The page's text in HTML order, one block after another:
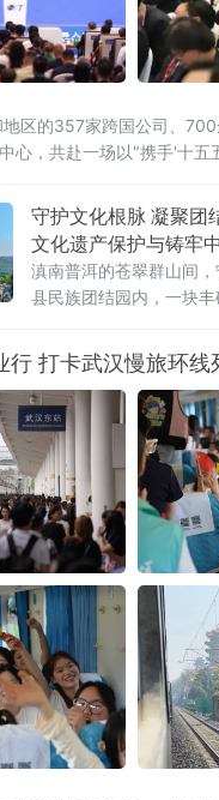
区的357家跨国公司、
心，共赴一场以"携手'十五
守护文化根脉 凝聚团
文化遗产保护与铸牢
深度融合
滇南普洱的苍翠群山间
县民族团结园内，一块
誓词碑，镌刻着云南26
心一德，团结到底，在
誓为建设平等自由幸福的
誓言。它是云南各民族
历史见证，更是全省深
文脉资源、铸牢中华
行 打卡武汉慢旅环线